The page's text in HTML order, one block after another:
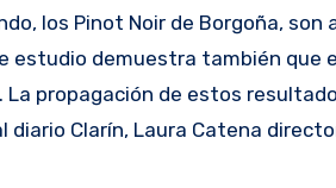
los Pinot Noir de Borgoña,
estudio demuestra también que
propagación de estos
diario Clarín, Laura Catena